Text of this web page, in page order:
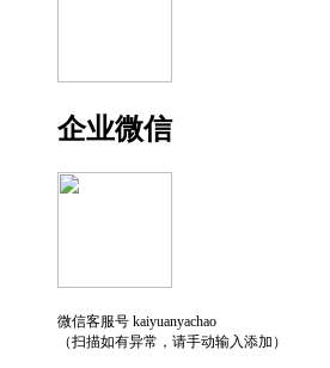
企业微信
微信客服号 kaiyuanyachao
（扫描如有异常，请手动输入添加）